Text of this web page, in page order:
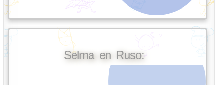
Selma en Ruso: